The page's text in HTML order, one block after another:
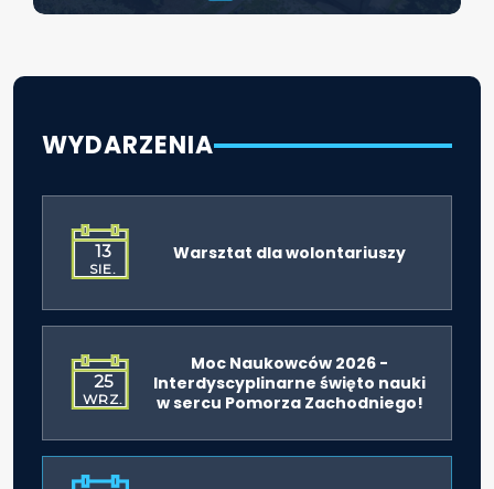
WYDARZENIA
13
SIE.
Warsztat dla wolontariuszy
25
WRZ.
Moc Naukowców 2026 -
Interdyscyplinarne święto nauki
w sercu Pomorza Zachodniego!